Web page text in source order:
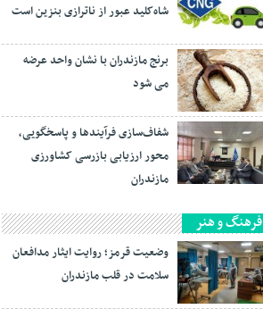
شاه‌کلید عبور از ناترازی بنزین است
برنج مازندران با نشان واحد عرضه
می شود
شفاف‌سازی فرآیند‌ها و پاسخگویی،
محور ارزیابی بازرسی کشاورزی
مازندران
فرهنگ و هنر
وضعیت قرمز؛ روایت ایثار مدافعان
سلامت در قلب مازندران